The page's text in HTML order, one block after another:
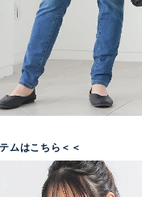
ムはこちら＜＜